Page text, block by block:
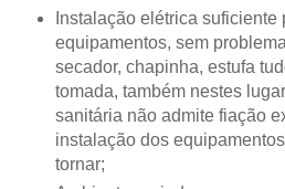
Instalação elétrica suficiente
equipamentos, sem
secador, chapinha, estufa
tomada, também nestes
sanitária não admite fiação
instalação dos
tornar;